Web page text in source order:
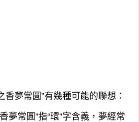
香夢常圓”有幾種可能的聯想：
夢常圓”指“環”字含義，夢經常